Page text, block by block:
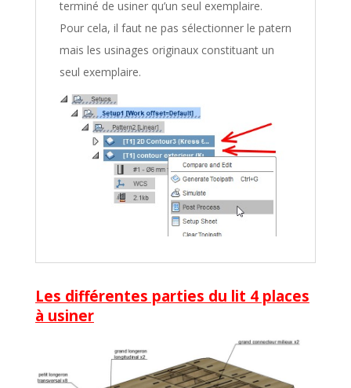
terminé de usiner qu’un seul exemplaire.
Pour cela, il faut ne pas sélectionner le patern
mais les usinages originaux constituant un
seul exemplaire.
Les différentes parties du lit 4 places
à usiner